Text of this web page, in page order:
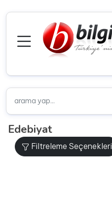
Edebiyat
Filtreleme Seçenekleri